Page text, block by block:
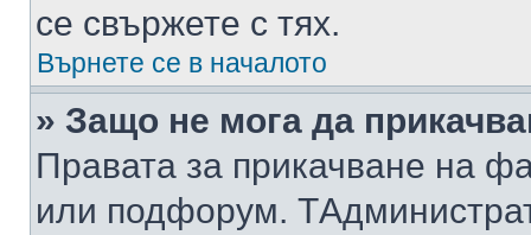
се свържете с тях.
Върнете се в началото
» Защо не мога да
Правата за прикачване на
или подфорум.